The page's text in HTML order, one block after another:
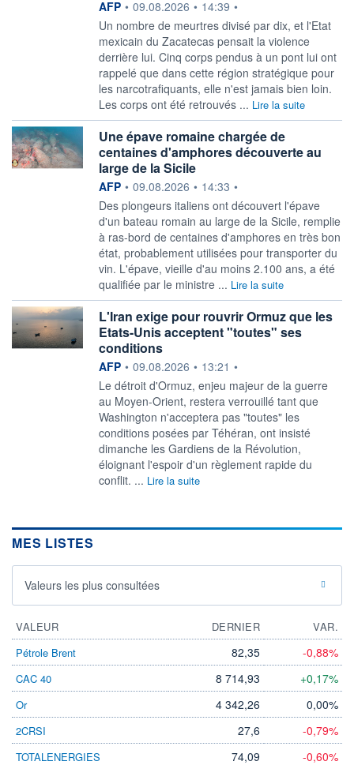
information fournie par
AFP • 09.08.2026 • 14:39 •
Un nombre de meurtres divisé par dix, et l'Etat
mexicain du Zacatecas pensait la violence
derrière lui. Cinq corps pendus à un pont lui ont
rappelé que dans cette région stratégique pour
les narcotrafiquants, elle n'est jamais bien loin.
Les corps ont été retrouvés ... Lire la suite
Une épave romaine chargée de
centaines d'amphores découverte au
large de la Sicile
information fournie par
AFP • 09.08.2026 • 14:33 •
Des plongeurs italiens ont découvert l'épave
d'un bateau romain au large de la Sicile, remplie
à ras-bord de centaines d'amphores en très bon
état, probablement utilisées pour transporter du
vin. L'épave, vieille d'au moins 2.100 ans, a été
qualifiée par le ministre ... Lire la suite
L'Iran exige pour rouvrir Ormuz que les
Etats-Unis acceptent "toutes" ses
conditions
information fournie par
AFP • 09.08.2026 • 13:21 •
Le détroit d'Ormuz, enjeu majeur de la guerre
au Moyen-Orient, restera verrouillé tant que
Washington n'acceptera pas "toutes" les
conditions posées par Téhéran, ont insisté
dimanche les Gardiens de la Révolution,
éloignant l'espoir d'un règlement rapide du
conflit. ... Lire la suite
MES LISTES
Valeurs les plus consultées
VALEUR DERNIER
VAR.
Pétrole Brent
82,35 -0,88%
CAC 40 8 714,93 +0,17%
Or 4 342,26 0,00%
2CRSI 27,6 -0,79%
TOTALENERGIES 74,09 -0,60%